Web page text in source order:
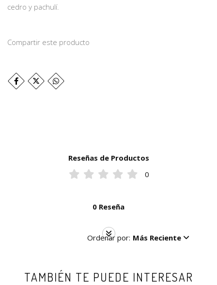
cedro y pachulí.
Compartir este producto
Reseñas de Productos
0
0 Reseña
Ordenar por: Más Reciente
TAMBIÉN TE PUEDE INTERESAR